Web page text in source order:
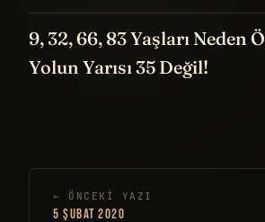
9, 32, 66, 83 Yaşları Neden
Yolun Yarısı 35 Değil!
← ÖNCEKI YAZI
5 ŞUBAT 2020